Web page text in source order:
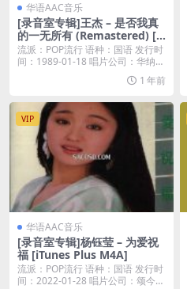
华语AAC音乐
[录音室专辑]王杰 – 是否我真
的一无所有 (Remastered) [iT
unes Plus M4A]
流派：POP流行 语种：国语 发行时
间：1989-01-18 唱片公司：华纳唱
1 年前
VIP
华语AAC音乐
[录音室专辑]杨钰莹 – 为爱祝
福 [iTunes Plus M4A]
流派：POP流行 语种：国语 发行时
间：2022-01-28 唱片公司：颂今音